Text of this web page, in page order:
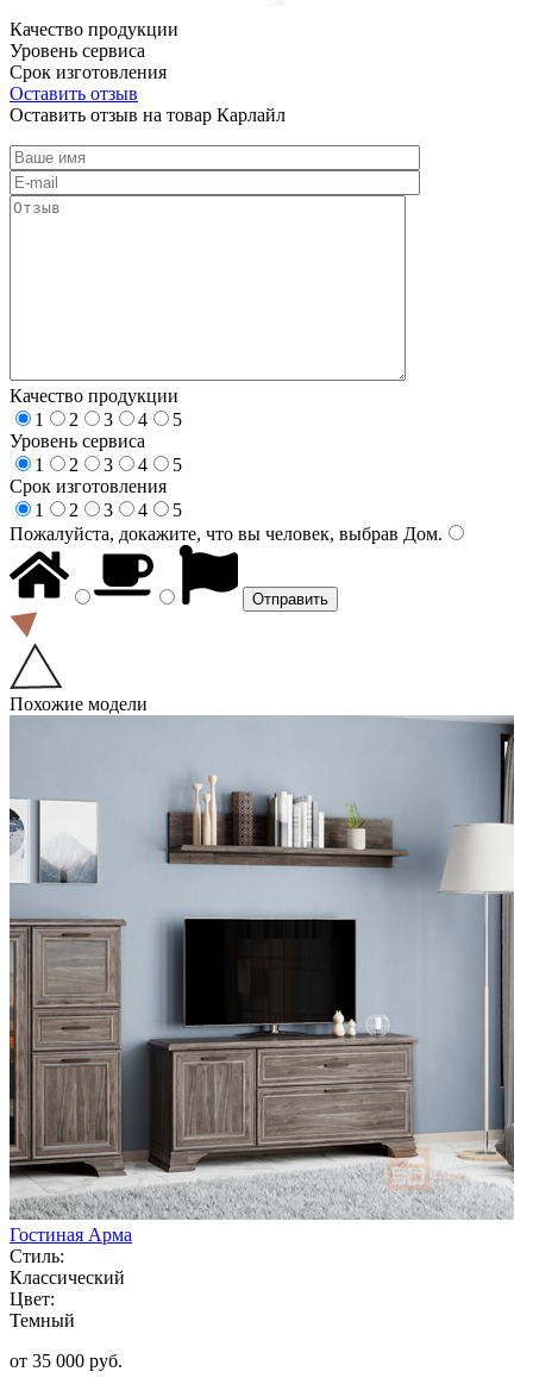
Качество продукции
Уровень сервиса
Срок изготовления
Оставить отзыв
Оставить отзыв на товар Карлайл
Качество продукции
1
2 3 4
5
Уровень сервиса
1
2 3 4
5
Срок изготовления
1
2 3 4
5
Пожалуйста, докажите, что вы человек, выбрав Дом.
Похожие модели
Гостиная Арма
Стиль:
Классический
Цвет:
Темный
от 35 000 руб.